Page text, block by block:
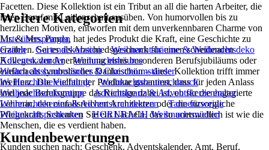
Facetten. Diese Kollektion ist ein Tribut an all die harten Arbeiter, die
ihren Beruf mit Leidenschaft ausüben. Von humorvollen bis zu
herzlichen Motiven, entworfen mit dem unverkennbaren Charme von
Mr. & Mrs. Panda, hat jedes Produkt die Kraft, eine Geschichte zu
erzählen. Sei es als Abschiedsgeschenk für einen scheidenden
Kollegen, zur Anerkennung eines besonderen Berufsjubiläums oder
einfach als symbolisches Dankeschön – diese Kollektion trifft immer
ins Herz. Die Vielfalt der Produkte garantiert, dass für jeden Anlass
und jede Berufsgruppe das Richtige dabei ist, ob für die engagierte
Lehrerin, den einfallsreichen Architekten oder die fürsorgliche
Pflegekraft. Schenken Sie ein Lächeln, das so unermüdlich ist wie die
Menschen, die es verdient haben.
Kunden suchen nach: Geschenk, Adventskalender, Amt, Beruf,
Weitere Kategorien
Liste überspringen
Garten
Gartendekoration
Weihnachtsbäume & Weihnachtsdeko
Adventskalender
Weihnachtsbäume
Weihnachtsbaumständer & Christbaumständer
Weihnachtsbeleuchtung
Weihnachtsbaumschmuck
Weihnachtsdekoration
Adventskranz & Adventskerzenhalter
Weihnachtskerzen & Adventskranzkerzen
Tannenzweige
Weihnachtspostkarten
HORNBACH Weihnachtswelten
Kundenbewertungen